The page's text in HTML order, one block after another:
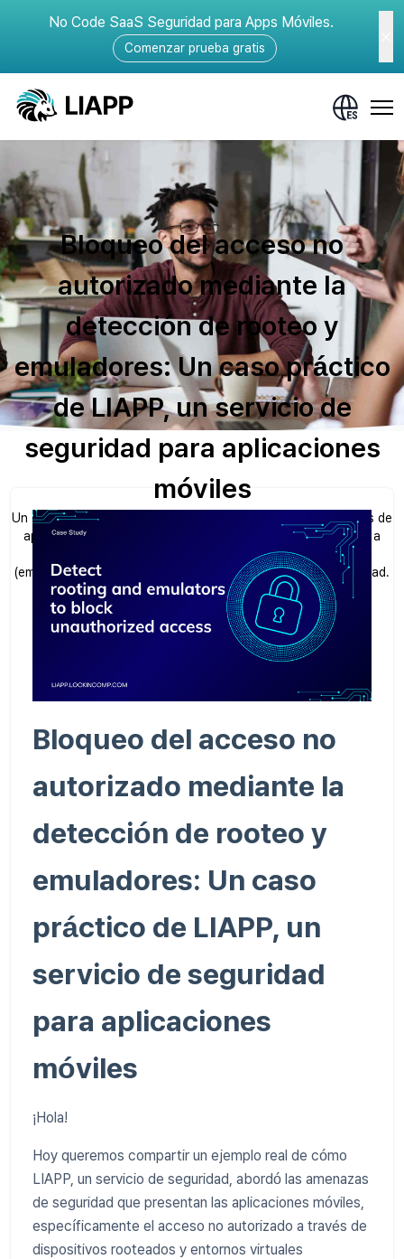
No Code SaaS Seguridad para Apps Móviles.
Comenzar prueba gratis
Bloqueo del acceso no
autorizado mediante la
detección de rooteo y
emuladores: Un caso práctico
de LIAPP, un servicio de
seguridad para aplicaciones
móviles
Un ejemplo real de cómo las amenazas a la seguridad a través de
aplicaciones móviles, en particular el acceso no autorizado a
través de dispositivos rooteados y entornos virtuales
(emuladores), se abordaron con LIAPP, un servicio de seguridad.
Bloqueo del acceso no
autorizado mediante la
detección de rooteo y
emuladores: Un caso
práctico de LIAPP, un
servicio de seguridad
para aplicaciones
móviles
¡Hola!
Hoy queremos compartir un ejemplo real de cómo
LIAPP, un servicio de seguridad, abordó las amenazas
de seguridad que presentan las aplicaciones móviles,
específicamente el acceso no autorizado a través de
dispositivos rooteados y entornos virtuales